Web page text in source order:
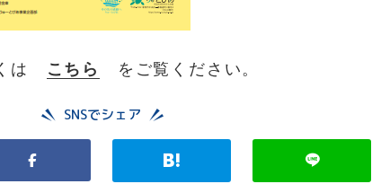
は こちら をご覧ください。
SNSでシェア